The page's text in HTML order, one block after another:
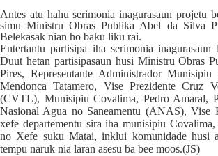
Antes atu hahu serimonia inagurasaun projetu
simu Ministru Obras Publika Abel da Silva
Belekasak nian ho baku liku rai.
Entertantu partisipa iha serimonia
Duut hetan partisipasaun husi Ministru Obras
Pires, Representante Administrador Munisipiu
Mendonca Tatamero, Vise Prezidente Cruz
(CVTL), Munisipiu Covalima, Pedro Amaral,
Nasional Agua no Saneamentu (ANAS), Vise
xefe departementu sira iha munisipiu
no Xefe suku Matai, inklui komunidade husi
tempu naruk nia laran asesu ba bee moos.(JS)